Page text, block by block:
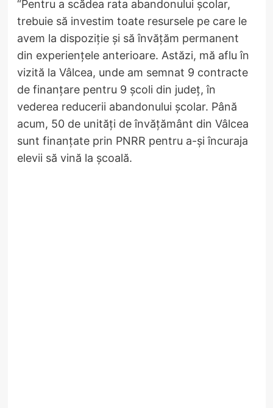
“Pentru a scădea rata abandonului școlar,
trebuie să investim toate resursele pe care le
avem la dispoziție și să învățăm permanent
din experiențele anterioare. Astăzi, mă aflu în
vizită la Vâlcea, unde am semnat 9 contracte
de finanțare pentru 9 școli din județ, în
vederea reducerii abandonului școlar. Până
acum, 50 de unități de învățământ din Vâlcea
sunt finanțate prin PNRR pentru a-și încuraja
elevii să vină la școală.